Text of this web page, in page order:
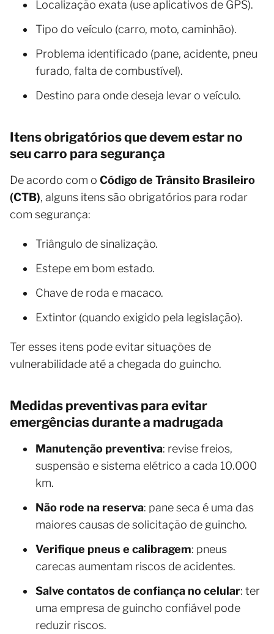
Localização exata (use aplicativos de GPS).
Tipo do veículo (carro, moto, caminhão).
Problema identificado (pane, acidente, pneu
furado, falta de combustível).
Destino para onde deseja levar o veículo.
Itens obrigatórios que devem estar no
seu carro para segurança
De acordo com o Código de Trânsito Brasileiro
(CTB), alguns itens são obrigatórios para rodar
com segurança:
Triângulo de sinalização.
Estepe em bom estado.
Chave de roda e macaco.
Extintor (quando exigido pela legislação).
Ter esses itens pode evitar situações de
vulnerabilidade até a chegada do guincho.
Medidas preventivas para evitar
emergências durante a madrugada
Manutenção preventiva: revise freios,
suspensão e sistema elétrico a cada 10.000
km.
Não rode na reserva: pane seca é uma das
maiores causas de solicitação de guincho.
Verifique pneus e calibragem: pneus
carecas aumentam riscos de acidentes.
Salve contatos de confiança no celular: ter
uma empresa de guincho confiável pode
reduzir riscos.